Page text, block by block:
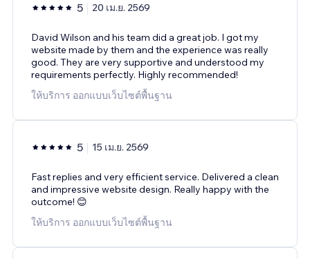
5 20 เม.ย. 2569
David Wilson and his team did a great job. I got my
website made by them and the experience was really
good. They are very supportive and understood my
requirements perfectly. Highly recommended!
ให้บริการ ออกแบบเว็บไซต์พื้นฐาน
5 15 เม.ย. 2569
Fast replies and very efficient service. Delivered a clean
and impressive website design. Really happy with the
outcome! 😊
ให้บริการ ออกแบบเว็บไซต์พื้นฐาน